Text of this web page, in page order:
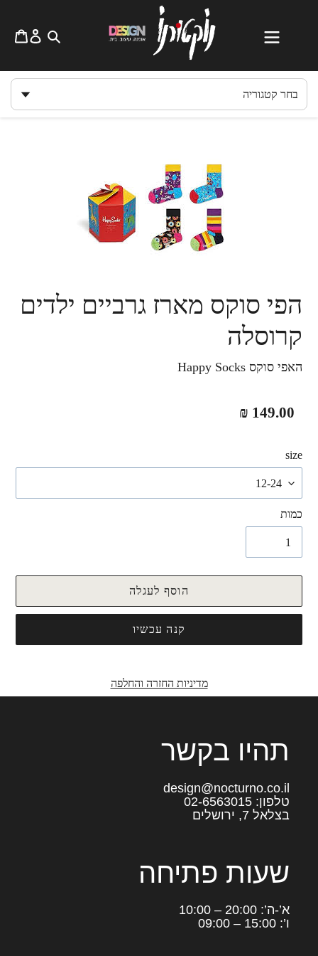
הפי סוקס מארז גרביים ילדים
קרוסלה
האפי סוקס Happy Socks
מחיר
149.00 ₪
size
כמות
הוסף לעגלה
קנה עכשיו
מדיניות החזרה והחלפה
שעות פתיחה
א’-ה’: 20:00 – 10:00
ו’: 15:00 – 09:00
תהיו בקשר
design@nocturno.co.il
טלפון: 02-6563015
בצלאל 7, ירושלים